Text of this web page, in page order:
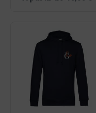
GRENADIÈRE - NAVY -